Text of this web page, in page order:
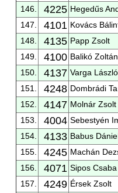
146.
4225 Hegedűs
147.
4101 Kovács
148.
4135 Papp Zsolt
149.
4100 Balikó Zoltán
150.
4137 Varga László
151.
4248 Dombrádi
152.
4147 Molnár Zsolt
153.
4004 Sebestyén
154.
4133 Babus
155.
4245 Machán
156.
4071 Sipos Csaba
157.
4249 Érsek Zsolt